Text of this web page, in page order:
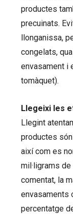
productes
precuinats.
llonganissa,
congelats,
envasament i
tomàquet).
Llegeixi les
Llegint
productes
així com es
mil·ligrams
comentat, la
envasaments
percentatge